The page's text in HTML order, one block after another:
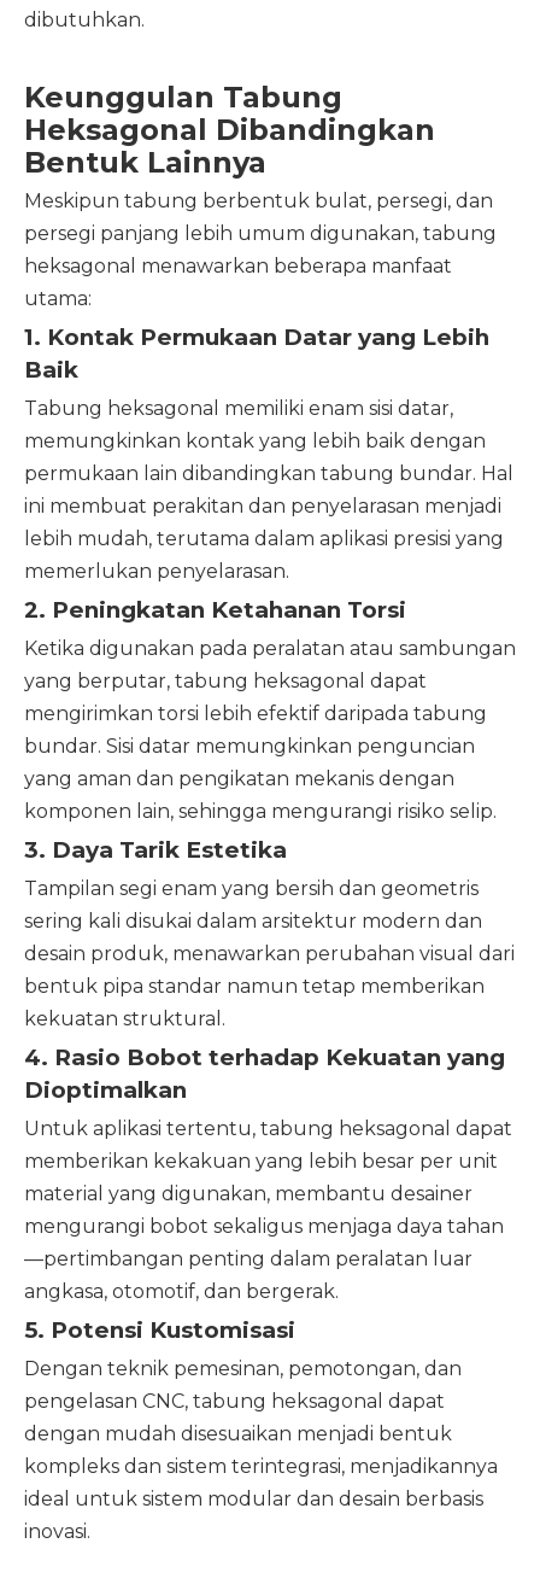
dibutuhkan.
Keunggulan Tabung
Heksagonal Dibandingkan
Bentuk Lainnya
Meskipun tabung berbentuk bulat, persegi, dan
persegi panjang lebih umum digunakan, tabung
heksagonal menawarkan beberapa manfaat
utama:
1. Kontak Permukaan Datar yang Lebih
Baik
Tabung heksagonal memiliki enam sisi datar,
memungkinkan kontak yang lebih baik dengan
permukaan lain dibandingkan tabung bundar. Hal
ini membuat perakitan dan penyelarasan menjadi
lebih mudah, terutama dalam aplikasi presisi yang
memerlukan penyelarasan.
2. Peningkatan Ketahanan Torsi
Ketika digunakan pada peralatan atau sambungan
yang berputar, tabung heksagonal dapat
mengirimkan torsi lebih efektif daripada tabung
bundar. Sisi datar memungkinkan penguncian
yang aman dan pengikatan mekanis dengan
komponen lain, sehingga mengurangi risiko selip.
3. Daya Tarik Estetika
Tampilan segi enam yang bersih dan geometris
sering kali disukai dalam arsitektur modern dan
desain produk, menawarkan perubahan visual dari
bentuk pipa standar namun tetap memberikan
kekuatan struktural.
4. Rasio Bobot terhadap Kekuatan yang
Dioptimalkan
Untuk aplikasi tertentu, tabung heksagonal dapat
memberikan kekakuan yang lebih besar per unit
material yang digunakan, membantu desainer
mengurangi bobot sekaligus menjaga daya tahan
—pertimbangan penting dalam peralatan luar
angkasa, otomotif, dan bergerak.
5. Potensi Kustomisasi
Dengan teknik pemesinan, pemotongan, dan
pengelasan CNC, tabung heksagonal dapat
dengan mudah disesuaikan menjadi bentuk
kompleks dan sistem terintegrasi, menjadikannya
ideal untuk sistem modular dan desain berbasis
inovasi.